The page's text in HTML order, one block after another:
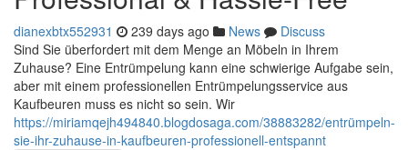
dianexbtx552931 239 days ago News
Discuss
Sind Sie überfordert mit dem Menge an Möbeln in Ihrem
Zuhause? Eine Entrümpelung kann eine schwierige Aufgabe sein,
aber mit einem professionellen Entrümpelungsservice aus
Kaufbeuren muss es nicht so sein. Wir
https://miriamqejh494840.blogdosaga.com/38883282/entrümpeln-
sie-ihr-zuhause-in-kaufbeuren-professionell-entspannt